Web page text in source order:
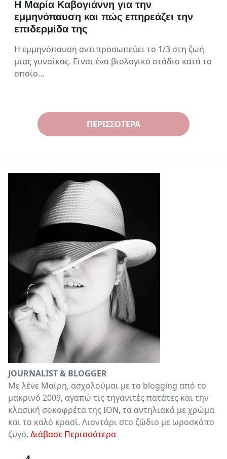
Η Μαρία Καβογιάννη για την
εμμηνόπαυση και πώς επηρεάζει την
επιδερμίδα της
Η εμμηνόπαυση αντιπροσωπεύει το 1/3 στη ζωή
μιας γυναίκας. Είναι ένα βιολογικό στάδιο κατά το
οποίο…
ΠΕΡΙΣΣΌΤΕΡΑ
JOURNALIST & BLOGGER
Με λένε Μαίρη, ασχολούμαι με το blogging από το
μακρινό 2009, αγαπώ τις τηγανιτές πατάτες και την
κλασική σοκοφρέτα της ΙΟΝ, τα αντηλιακά με χρώμα
και το καλό κρασί. Λιοντάρι στο ζώδιο με ωροσκόπο
ζυγό. Διάβασε Περισσότερα